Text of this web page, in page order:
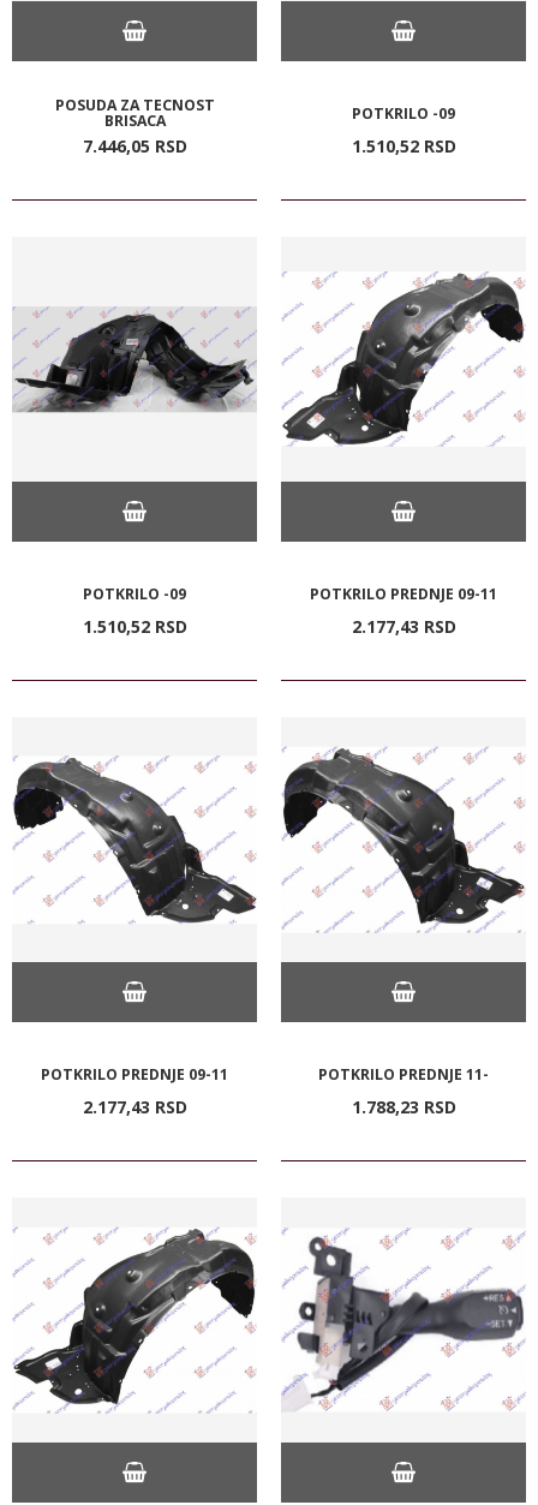
POSUDA ZA TECNOST
BRISACA
7.446,05 RSD
POTKRILO -09
1.510,52 RSD
POTKRILO -09
1.510,52 RSD
POTKRILO PREDNJE 09-11
2.177,43 RSD
POTKRILO PREDNJE 09-11
2.177,43 RSD
POTKRILO PREDNJE 11-
1.788,23 RSD